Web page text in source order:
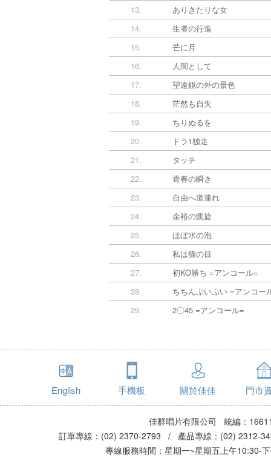
13.
ありきたりな女
14.
生者の行進
15.
芒に月
16.
人間として
17.
望遠鏡の外の景色
18.
茫然も自失
19.
ちりぬるを
20.
ドラ1独走
21.
タッチ
22.
青春の瞬き
23.
自由へ道連れ
24.
余裕の凱旋
25.
ほぼ水の泡
26.
私は猫の目
27.
初KO勝ち =アンコール=
28.
ちちんぷいぷい =アンコー
29.
2〇45 =アンコール=
English 手機板 關於佳佳 門市
佳群唱片有限公司 統編：
訂單專線：(02) 2370-2793 / 產品專線：(02)
專線服務時間：星期一~星期五上午10:30-